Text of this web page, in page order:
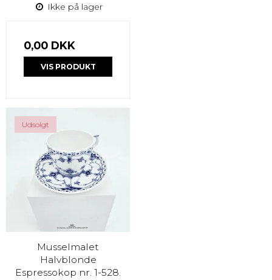
Ikke på lager
0,00 DKK
VIS PRODUKT
Udsolgt
Musselmalet
Halvblonde
Espressokop nr. 1-528.